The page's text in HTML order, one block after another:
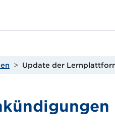
Update der